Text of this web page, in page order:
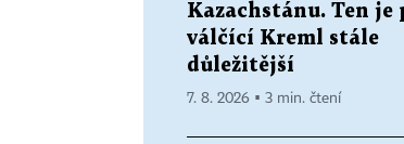
Kazachstánu. Ten je
válčící Kreml stále
důležitější
7. 8. 2026 ▪ 3 min. čtení